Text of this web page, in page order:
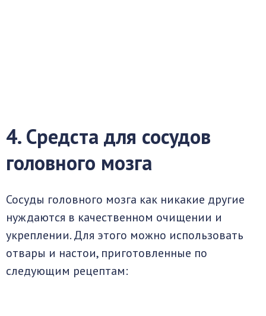
4. Средста для сосудов
головного мозга
Сосуды головного мозга как никакие другие
нуждаются в качественном очищении и
укреплении. Для этого можно использовать
отвары и настои, приготовленные по
следующим рецептам: